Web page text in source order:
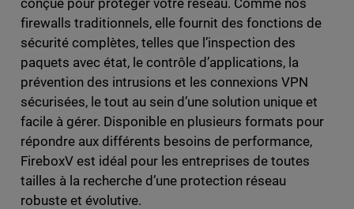
firewalls traditionnels, elle fournit des fonctions de
sécurité complètes, telles que l’inspection des
paquets avec état, le contrôle d’applications, la
prévention des intrusions et les connexions VPN
sécurisées, le tout au sein d’une solution unique et
facile à gérer. Disponible en plusieurs formats pour
répondre aux différents besoins de performance,
FireboxV est idéal pour les entreprises de toutes
tailles à la recherche d’une protection réseau
robuste et évolutive.